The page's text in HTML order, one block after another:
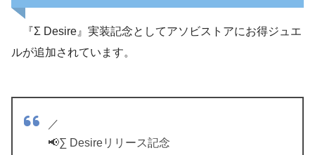
『Σ Desire』実装記念としてアソビストアにお得ジュエ
ルが追加されています。
／
📢∑ Desireリリース記念